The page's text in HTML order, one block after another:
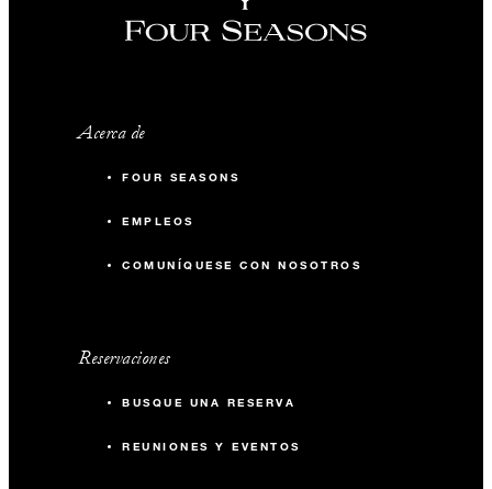
Acerca de
FOUR SEASONS
EMPLEOS
COMUNÍQUESE CON NOSOTROS
Reservaciones
BUSQUE UNA RESERVA
REUNIONES Y EVENTOS